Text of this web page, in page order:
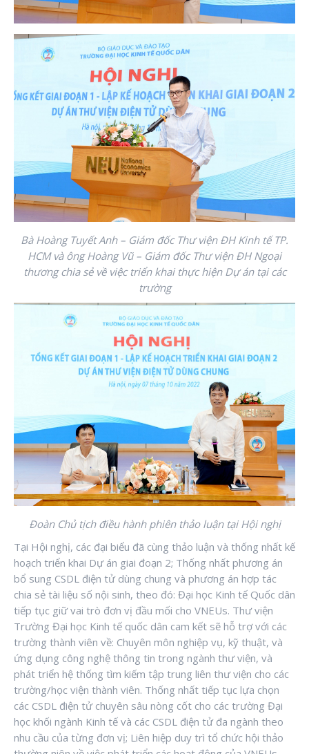
Bà Hoàng Tuyết Anh – Giám đốc Thư viện ĐH Kinh tế TP.
HCM và ông Hoàng Vũ – Giám đốc Thư viện ĐH Ngoại
thương chia sẻ về việc triển khai thực hiện Dự án tại các
trường
Đoàn Chủ tịch điều hành phiên thảo luận tại Hội nghị
Tại Hội nghị, các đại biểu đã cùng thảo luận và thống nhất kế
hoạch triển khai Dự án giai đoạn 2; Thống nhất phương án
bổ sung CSDL điện tử dùng chung và phương án hợp tác
chia sẻ tài liệu số nội sinh, theo đó: Đại học Kinh tế Quốc dân
tiếp tục giữ vai trò đơn vị đầu mối cho VNEUs. Thư viện
Trường Đại học Kinh tế quốc dân cam kết sẽ hỗ trợ với các
trường thành viên về: Chuyên môn nghiệp vụ, kỹ thuật, và
ứng dụng công nghệ thông tin trong ngành thư viện, và
phát triển hệ thống tìm kiếm tập trung liên thư viện cho các
trường/học viện thành viên. Thống nhất tiếp tục lựa chọn
các CSDL điện tử chuyên sâu nòng cốt cho các trường Đại
học khối ngành Kinh tế và các CSDL điện tử đa ngành theo
nhu cầu của từng đơn vị; Liên hiệp duy trì tổ chức hội thảo